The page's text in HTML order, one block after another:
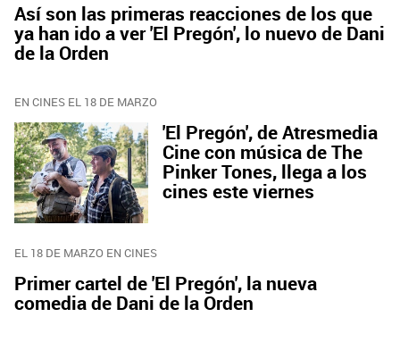
Así son las primeras reacciones de los que
ya han ido a ver 'El Pregón', lo nuevo de Dani
de la Orden
EN CINES EL 18 DE MARZO
'El Pregón', de Atresmedia
Cine con música de The
Pinker Tones, llega a los
cines este viernes
EL 18 DE MARZO EN CINES
Primer cartel de 'El Pregón', la nueva
comedia de Dani de la Orden